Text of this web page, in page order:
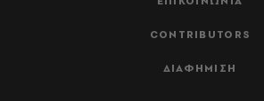
CONTRIBUTORS
ΔΙΑΦΗΜΙΣΗ